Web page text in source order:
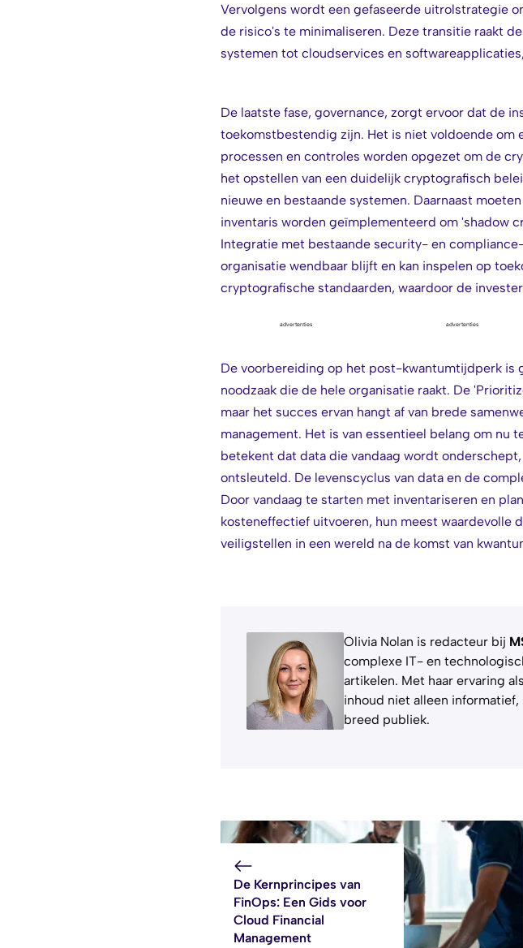
Vervolgens wordt een gefaseerde uitrolstrategie
de risico's te minimaliseren. Deze transitie raakt
systemen tot cloudservices en
De laatste fase, governance, zorgt ervoor dat de
toekomstbestendig zijn. Het is niet voldoende om
processen en controles worden opgezet om de
het opstellen van een duidelijk cryptografisch
nieuwe en bestaande systemen. Daarnaast
inventaris worden geïmplementeerd om 'shadow
Integratie met bestaande security- en
organisatie wendbaar blijft en kan inspelen op
cryptografische standaarden, waardoor de
advertenties advertenties
De voorbereiding op het post-kwantumtijdperk is
noodzaak die de hele organisatie raakt. De
maar het succes ervan hangt af van brede
management. Het is van essentieel belang om
betekent dat data die vandaag wordt
ontsleuteld. De levenscyclus van data en de
Door vandaag te starten met inventariseren en
kosteneffectief uitvoeren, hun meest waardevolle
veiligstellen in een wereld na de komst van
Olivia Nolan is redacteur bij
complexe IT- en
artikelen. Met haar ervaring
inhoud niet alleen informatief,
breed publiek.
De Kernprincipes van
FinOps: Een Gids voor
Cloud Financial
Management